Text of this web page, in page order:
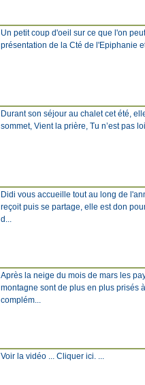
Un petit coup d'oeil sur ce que l'on
présentation de la Cté de l'Epiphanie
Durant son séjour au chalet cet été,
sommet, Vient la prière, Tu n’est pas
Didi vous accueille tout au long de
reçoit puis se partage, elle est don
d...
Après la neige du mois de mars les
montagne sont de plus en plus prisés
complém...
Voir la vidéo ... Cliquer ici. ...